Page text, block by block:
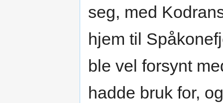
seg, med
hjem til
ble vel forsynt
hadde bruk for,